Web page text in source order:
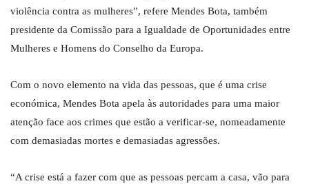
violência contra as mulheres”, refere Mendes Bota, também
presidente da Comissão para a Igualdade de Oportunidades entre
Mulheres e Homens do Conselho da Europa.
Com o novo elemento na vida das pessoas, que é uma crise
económica, Mendes Bota apela às autoridades para uma maior
atenção face aos crimes que estão a verificar-se, nomeadamente
com demasiadas mortes e demasiadas agressões.
“A crise está a fazer com que as pessoas percam a casa, vão para